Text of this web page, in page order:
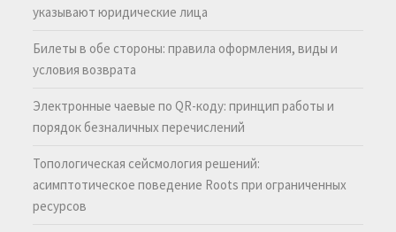
указывают юридические лица
Билеты в обе стороны: правила оформления, виды и
условия возврата
Электронные чаевые по QR-коду: принцип работы и
порядок безналичных перечислений
Топологическая сейсмология решений:
асимптотическое поведение Roots при ограниченных
ресурсов